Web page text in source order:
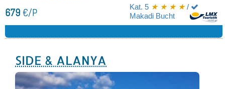
Kat. 5 ★ ★ ★ ★/
Makadi Bucht
679€/P
SIDE & ALANYA